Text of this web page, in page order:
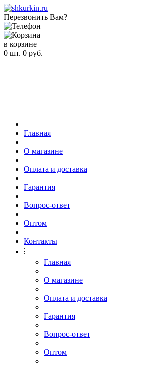
Перезвонить Вам?
в корзине
0 шт. 0 руб.
Главная
О магазине
Оплата и доставка
Гарантия
Вопрос-ответ
Оптом
Контакты
⫶
Главная
О магазине
Оплата и доставка
Гарантия
Вопрос-ответ
Оптом